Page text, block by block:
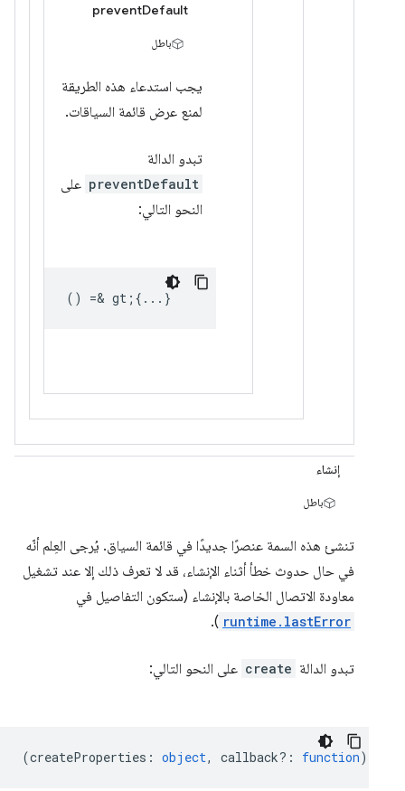
preventDefault
باطل
يجب استدعاء هذه الطريقة
لمنع عرض قائمة السياقات.
تبدو الدالة
preventDefault على
النحو التالي:
() =& gt;{...}
إنشاء
باطل
تنشئ هذه السمة عنصرًا جديدًا في قائمة السياق. يُرجى العِلم أنّه
في حال حدوث خطأ أثناء الإنشاء، قد لا تعرف ذلك إلا عند تشغيل
معاودة الاتصال الخاصة بالإنشاء (ستكون التفاصيل في
runtime.lastError
).
تبدو الدالة create على النحو التالي:
(createProperties : object, callback? : function) =&